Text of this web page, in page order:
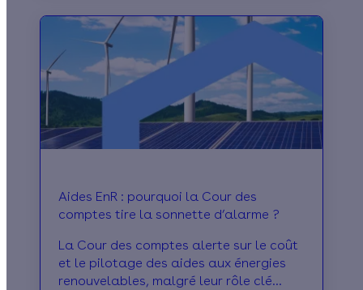
Aides EnR : pourquoi la Cour des
comptes tire la sonnette d’alarme ?
La Cour des comptes alerte sur le coût
et le pilotage des aides aux énergies
renouvelables, malgré leur rôle clé